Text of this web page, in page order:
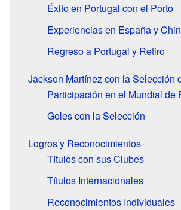
Éxito en Portugal con el Porto
Experiencias en España y
Regreso a Portugal y Retiro
Jackson Martínez con la Selección
Participación en el Mundial de
Goles con la Selección
Logros y Reconocimientos
Títulos con sus Clubes
Títulos Internacionales
Reconocimientos Individuales